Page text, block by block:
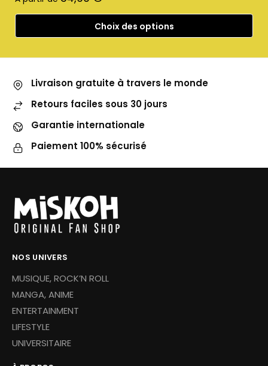
Choix des options
Livraison gratuite à travers le monde
Retours faciles sous 30 jours
Garantie internationale
Paiement 100% sécurisé
NOS UNIVERS
MUSIQUE, ROCK’N ROLL
MANGA, ANIME
ENTERTAINMENT
LIFESTYLE
UNIVERSITAIRE